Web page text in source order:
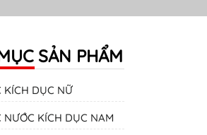
SẢN PHẨM
KÍCH DỤC NỮ
NƯỚC KÍCH DỤC NAM